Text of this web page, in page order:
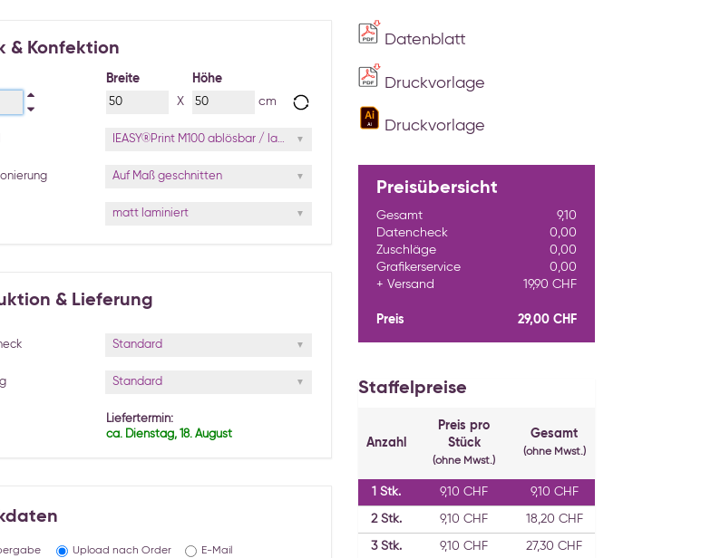
Datenblatt
Druckvorlage
Druckvorlage
& Konfektion
Breite
X
Höhe
cm
IEASY®Print M100 ablösbar / laminiert
Auf Maß geschnitten
matt laminiert
& Lieferung
Standard
Standard
Liefertermin:
ca. Dienstag, 18. August
Upload nach Order E-Mail
Preisübersicht
Gesamt
9,10
Datencheck
0,00
Zuschläge
0,00
Grafikerservice
0,00
Versand
19,90 CHF
Preis 29,00 CHF
Staffelpreise
Anzahl
Preis pro
Stück
(ohne Mwst.)
Gesamt
(ohne Mwst.)
1 Stk. 9,10 CHF 9,10 CHF
2Stk. 9,10 CHF 18,20 CHF
3Stk. 9,10 CHF 27,30 CHF